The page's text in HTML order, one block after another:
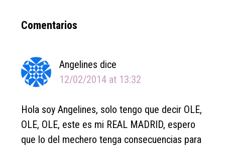
Reader
Comentarios
Angelines dice
12/02/2014 at 13:32
Hola soy Angelines, solo tengo que decir OLE,
OLE, OLE, este es mi REAL MADRID, espero
que lo del mechero tenga consecuencias para